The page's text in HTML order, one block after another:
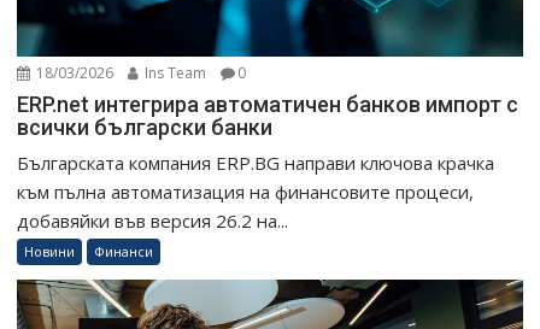
18/03/2026 Ins Team 0
ERP.net интегрира автоматичен банков импорт с
всички български банки
Българската компания ERP.BG направи ключова крачка
към пълна автоматизация на финансовите процеси,
добавяйки във версия 26.2 на...
Новини Финанси